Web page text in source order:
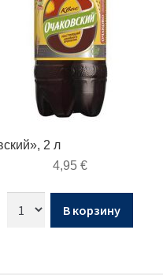
2 л
4,95 €
В корзину